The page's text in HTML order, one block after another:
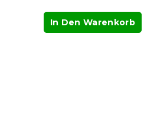
In Den Warenkorb